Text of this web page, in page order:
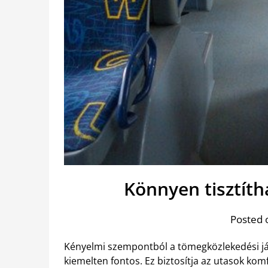
Könnyen
Posted
Kényelmi szempontból a tömegközlekedési
kiemelten fontos. Ez biztosítja az utasok